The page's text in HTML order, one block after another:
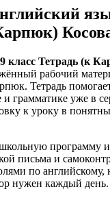
класс Тетрадь (к
рабочий
Тетрадь
грамматике уже в
к уроку в
программу
письма и
по английскому,
нужен каждый день.